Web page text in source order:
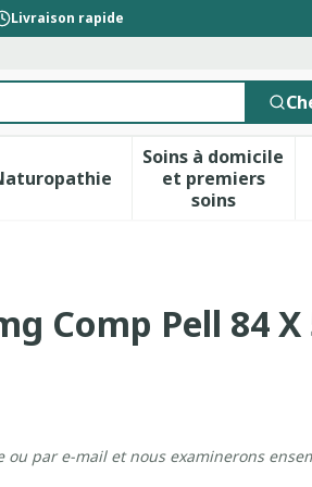
Livraison rapide
& vitamines
Grossesse et enfants
menu pour la catégorie Vitalité
Afficher le sous-menu pour
Soins à domicile
et premiers
soins
Afficher le
Comp Pell 84 X
par e-mail et nous examinerons